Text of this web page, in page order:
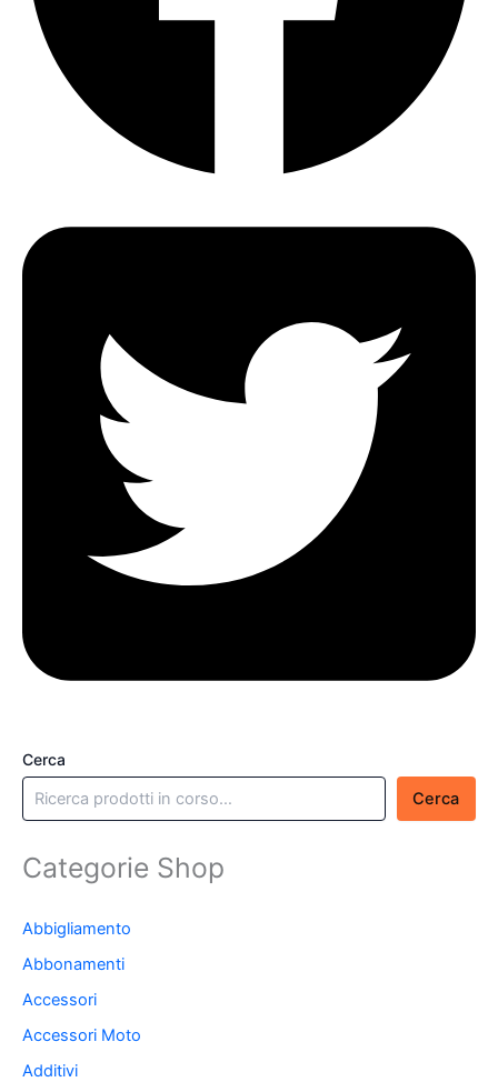
Cerca
Cerca
Categorie Shop
Abbigliamento
Abbonamenti
Accessori
Accessori Moto
Additivi